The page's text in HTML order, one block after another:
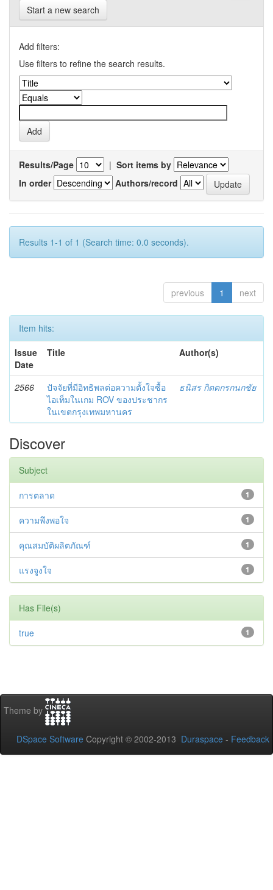
Start a new search
Add filters:
Use filters to refine the search results.
Results/Page | Sort items by
In order
Authors/record
Results 1-1 of 1 (Search time: 0.0 seconds).
previous 1 next
Item hits:
Issue
Date
Title Author(s)
2566
ปัจจัยที่มีอิทธิพลต่อความตั้งใจซื้อ
ไอเท็มในเกม ROV ของประชากร
ในเขตกรุงเทพมหานคร
ธนิสร กิตตกรกนกชัย
Discover
Subject
1
การตลาด
1
ความพึงพอใจ
1
คุณสมบัติผลิตภัณฑ์
1
แรงจูงใจ
Has File(s)
1
true
Theme by
DSpace Software Copyright © 2002-2013 Duraspace - Feedback